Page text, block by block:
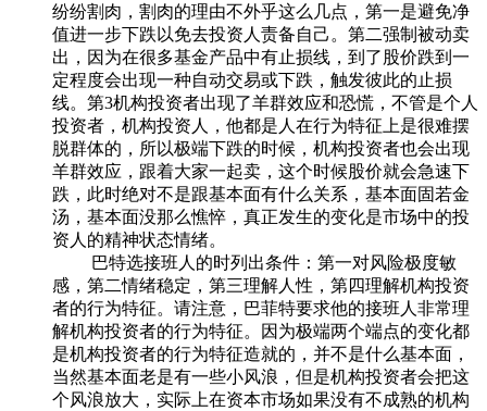
纷纷割肉，割肉的理由不外乎这么几点，第一是避免净
值进一步下跌以免去投资人责备自己。第二强制被动卖
出，因为在很多基金产品中有止损线，到了股价跌到一
定程度会出现一种自动交易或下跌，触发彼此的止损
线。第3机构投资者出现了羊群效应和恐慌，不管是个人
投资者，机构投资人，他都是人在行为特征上是很难摆
脱群体的，所以极端下跌的时候，机构投资者也会出现
羊群效应，跟着大家一起卖，这个时候股价就会急速下
跌，此时绝对不是跟基本面有什么关系，基本面固若金
汤，基本面没那么憔悴，真正发生的变化是市场中的投
资人的精神状态情绪。
巴特选接班人的时列出条件：第一对风险极度敏
感，第二情绪稳定，第三理解人性，第四理解机构投资
者的行为特征。请注意，巴菲特要求他的接班人非常理
解机构投资者的行为特征。因为极端两个端点的变化都
是机构投资者的行为特征造就的，并不是什么基本面，
当然基本面老是有一些小风浪，但是机构投资者会把这
个风浪放大，实际上在资本市场如果没有不成熟的机构